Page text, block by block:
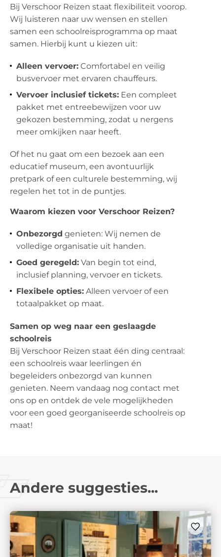
Bij Verschoor Reizen staat flexibiliteit voorop.
Wij luisteren naar uw wensen en stellen
samen een schoolreisprogramma op maat
samen. Hierbij kunt u kiezen uit:
Alleen vervoer: Comfortabel en veilig
busvervoer met ervaren chauffeurs.
Vervoer inclusief tickets: Een compleet
pakket met entreebewijzen voor uw
gekozen bestemming, zodat u nergens
meer omkijken naar heeft.
Of het nu gaat om een bezoek aan een
educatief museum, een avontuurlijk
pretpark of een culturele bestemming, wij
regelen het tot in de puntjes.
Waarom kiezen voor Verschoor Reizen?
Onbezorgd genieten: Wij nemen de
volledige organisatie uit handen.
Goed geregeld: Van begin tot eind,
inclusief planning, vervoer en tickets.
Flexibele opties: Alleen vervoer of een
totaalpakket op maat.
Samen op weg naar een geslaagde
schoolreis
Bij Verschoor Reizen staat één ding centraal:
een schoolreis waar leerlingen én
begeleiders onbezorgd van kunnen
genieten. Neem vandaag nog contact met
ons op en ontdek de vele mogelijkheden
voor een goed georganiseerde schoolreis op
maat!
Andere suggesties...